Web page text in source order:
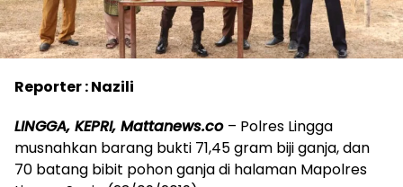
Reporter : Nazili
LINGGA, KEPRI, Mattanews.co – Polres Lingga
musnahkan barang bukti 71,45 gram biji ganja, dan
70 batang bibit pohon ganja di halaman Mapolres